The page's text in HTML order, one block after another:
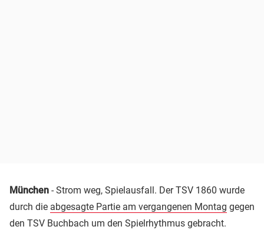
München - Strom weg, Spielausfall. Der TSV 1860 wurde
durch die abgesagte Partie am vergangenen Montag gegen
den TSV Buchbach um den Spielrhythmus gebracht.